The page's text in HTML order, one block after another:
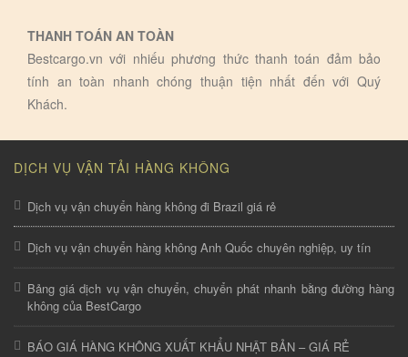
THANH TOÁN AN TOÀN
Bestcargo.vn với nhiếu phương thức thanh toán đảm bảo
tính an toàn nhanh chóng thuận tiện nhất đến với Quý
Khách.
DỊCH VỤ VẬN TẢI HÀNG KHÔNG
Dịch vụ vận chuyển hàng không đi Brazil giá rẻ
Dịch vụ vận chuyển hàng không Anh Quốc chuyên nghiệp, uy tín
Bảng giá dịch vụ vận chuyển, chuyển phát nhanh bằng đường hàng
không của BestCargo
BÁO GIÁ HÀNG KHÔNG XUẤT KHẨU NHẬT BẢN – GIÁ RẺ